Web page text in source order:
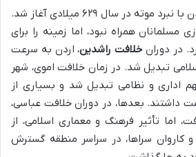
ورود اسلام به منطقه اردن با نبرد موته در سال ۶۲۹ میلادی آغاز شد.
مسلمانان همراه نبود، اما زمینه را برای
در دوران خلافت راشدین، اردن به سرعت
تبدیل شد. در زمان خلافت اموی، شهر
اداری و نظامی تبدیل شد و بسیاری از
داشتند. بعدها، در دوران خلافت عباسی،
اما تأثیر فرهنگ و معماری اسلامی، از
کاروان سراها، در سراسر منطقه گسترش